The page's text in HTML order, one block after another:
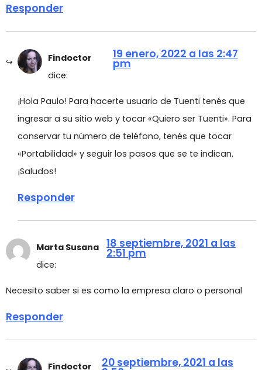
Responder
Findoctor
dice:
19 enero, 2022 a las 2:47
pm
¡Hola Paulo! Para hacerte usuario de Tuenti tenés que
ingresar a su sitio web y tocar «Quiero ser Tuenti». Para
conservar tu número de teléfono, tenés que tocar
«Portabilidad» y seguir los pasos que se te indican.
¡Saludos!
Responder
Marta Susana
dice:
18 septiembre, 2021 a las
2:51 pm
Necesito saber si es como la empresa claro o personal
Responder
Findoctor
20 septiembre, 2021 a las